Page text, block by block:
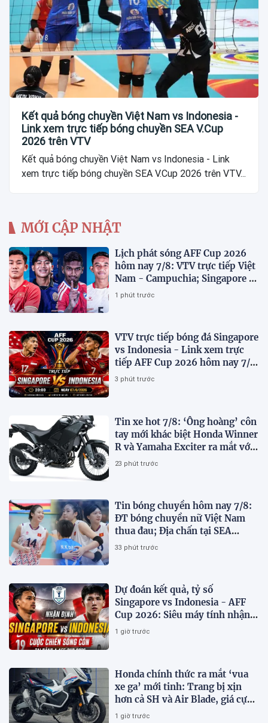
Kết quả bóng chuyền Việt Nam vs Indonesia -
Link xem trực tiếp bóng chuyền SEA V.Cup
2026 trên VTV
Kết quả bóng chuyền Việt Nam vs Indonesia - Link
xem trực tiếp bóng chuyền SEA V.Cup 2026 trên VTV...
MỚI CẬP NHẬT
Lịch phát sóng AFF Cup 2026
hôm nay 7/8: VTV trực tiếp Việt
Nam - Campuchia; Singapore -
Indonesia
1 phút trước
VTV trực tiếp bóng đá Singapore
vs Indonesia - Link xem trực
tiếp AFF Cup 2026 hôm nay 7/8
trên VTV7
3 phút trước
Tin xe hot 7/8: ‘Ông hoàng’ côn
tay mới khác biệt Honda Winner
R và Yamaha Exciter ra mắt với
giá hấp dẫn
23 phút trước
Tin bóng chuyền hôm nay 7/8:
ĐT bóng chuyền nữ Việt Nam
thua đau; Địa chấn tại SEA
V.Cup 2026
33 phút trước
Dự đoán kết quả, tỷ số
Singapore vs Indonesia - AFF
Cup 2026: Siêu máy tính nhận
định bóng đá hôm nay 7/8
1 giờ trước
Honda chính thức ra mắt ‘vua
xe ga’ mới tinh: Trang bị xịn
hơn cả SH và Air Blade, giá cực
kỳ hấp dẫn
1 giờ trước